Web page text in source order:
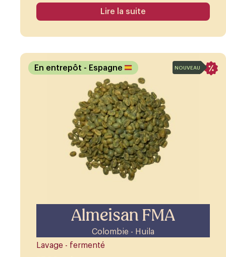
Lire la suite
Almeisan FMA
Colombie - Huila
En entrepôt - Espagne
Lavage - fermenté
NOUVEAU